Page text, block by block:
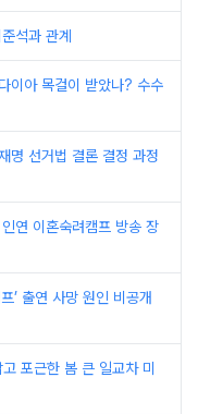
석과 관계
이아 목걸이 받았나? 수수
명 선거법 결론 결정 과정
연 이혼숙려캠프 방송 장
’ 출연 사망 원인 비공개
포근한 봄 큰 일교차 미